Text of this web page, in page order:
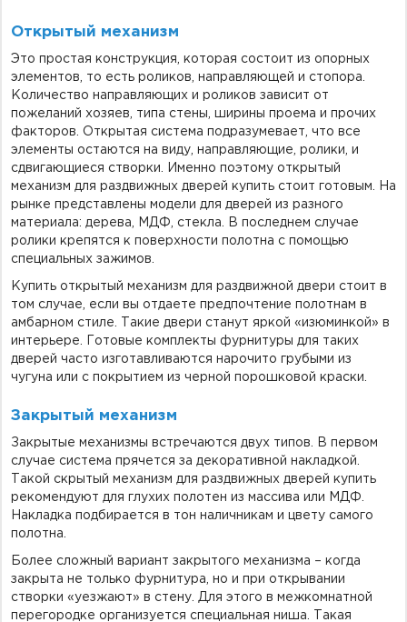
Открытый механизм
Это простая конструкция, которая состоит из опорных
элементов, то есть роликов, направляющей и стопора.
Количество направляющих и роликов зависит от
пожеланий хозяев, типа стены, ширины проема и прочих
факторов. Открытая система подразумевает, что все
элементы остаются на виду, направляющие, ролики, и
сдвигающиеся створки. Именно поэтому открытый
механизм для раздвижных дверей купить стоит готовым. На
рынке представлены модели для дверей из разного
материала: дерева, МДФ, стекла. В последнем случае
ролики крепятся к поверхности полотна с помощью
специальных зажимов.
Купить открытый механизм для раздвижной двери стоит в
том случае, если вы отдаете предпочтение полотнам в
амбарном стиле. Такие двери станут яркой «изюминкой» в
интерьере. Готовые комплекты фурнитуры для таких
дверей часто изготавливаются нарочито грубыми из
чугуна или с покрытием из черной порошковой краски.
Закрытый механизм
Закрытые механизмы встречаются двух типов. В первом
случае система прячется за декоративной накладкой.
Такой скрытый механизм для раздвижных дверей купить
рекомендуют для глухих полотен из массива или МДФ.
Накладка подбирается в тон наличникам и цвету самого
полотна.
Более сложный вариант закрытого механизма – когда
закрыта не только фурнитура, но и при открывании
створки «уезжают» в стену. Для этого в межкомнатной
перегородке организуется специальная ниша. Такая